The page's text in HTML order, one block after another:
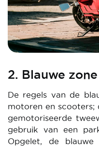
2. Blauwe zone
De regels van de
motoren en
gemotoriseerde
gebruik van een
Opgelet, de